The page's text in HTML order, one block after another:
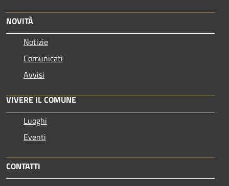
NOVITÀ
Notizie
Comunicati
Avvisi
VIVERE IL COMUNE
Luoghi
Eventi
CONTATTI